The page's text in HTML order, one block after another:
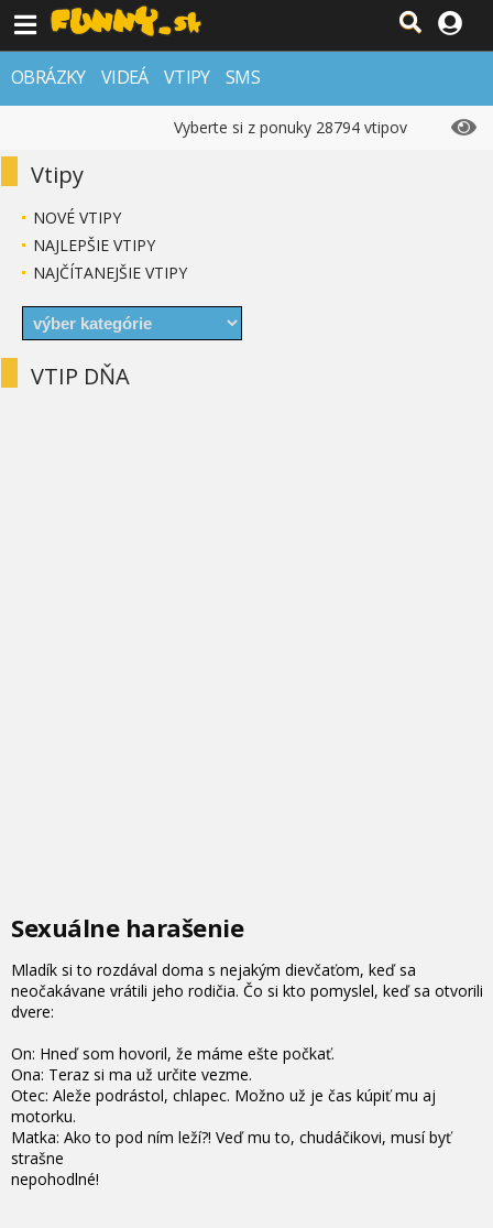
OBRÁZKY VIDEÁ VTIPY SMS
Vyberte si z ponuky 28794 vtipov
Vtipy
NOVÉ VTIPY
NAJLEPŠIE VTIPY
NAJČÍTANEJŠIE VTIPY
VTIP DŇA
Sexuálne harašenie
Mladík si to rozdával doma s nejakým dievčaťom, keď sa
neočakávane vrátili jeho rodičia. Čo si kto pomyslel, keď sa otvorili
dvere:
On: Hneď som hovoril, že máme ešte počkať.
Ona: Teraz si ma už určite vezme.
Otec: Aleže podrástol, chlapec. Možno už je čas kúpiť mu aj
motorku.
Matka: Ako to pod ním leží?! Veď mu to, chudáčikovi, musí byť
strašne
nepohodlné!